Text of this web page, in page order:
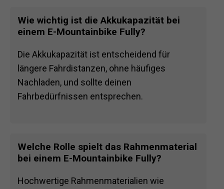
Wie wichtig ist die Akkukapazität bei
einem E-Mountainbike Fully?
Die Akkukapazität ist entscheidend für
längere Fahrdistanzen, ohne häufiges
Nachladen, und sollte deinen
Fahrbedürfnissen entsprechen.
Welche Rolle spielt das Rahmenmaterial
bei einem E-Mountainbike Fully?
Hochwertige Rahmenmaterialien wie